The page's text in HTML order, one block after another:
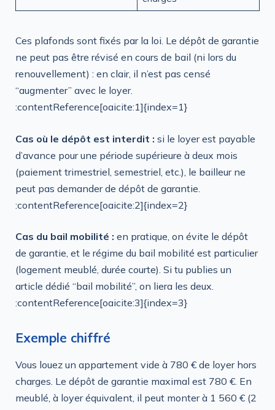
Ces plafonds sont fixés par la loi. Le dépôt de garantie
ne peut pas être révisé en cours de bail (ni lors du
renouvellement) : en clair, il n’est pas censé
“augmenter” avec le loyer.
:contentReference[oaicite:1]{index=1}
Cas où le dépôt est interdit : si le loyer est payable
d’avance pour une période supérieure à deux mois
(paiement trimestriel, semestriel, etc.), le bailleur ne
peut pas demander de dépôt de garantie.
:contentReference[oaicite:2]{index=2}
Cas du bail mobilité : en pratique, on évite le dépôt
de garantie, et le régime du bail mobilité est particulier
(logement meublé, durée courte). Si tu publies un
article dédié “bail mobilité”, on liera les deux.
:contentReference[oaicite:3]{index=3}
Exemple chiffré
Vous louez un appartement vide à 780 € de loyer hors
charges. Le dépôt de garantie maximal est 780 €. En
meublé, à loyer équivalent, il peut monter à 1 560 € (2